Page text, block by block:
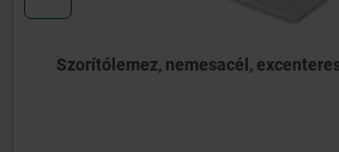
excenteres szorítókhoz